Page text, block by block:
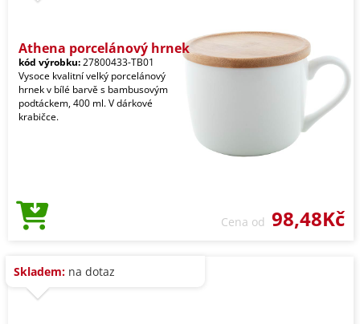
Athena porcelánový hrnek
kód výrobku:27800433-TB01
Vysoce kvalitní velký porcelánový
hrnek v bílé barvě s bambusovým
podtáckem, 400 ml. V dárkové
krabičce.
Cena od 98,48Kč
Skladem: na dotaz